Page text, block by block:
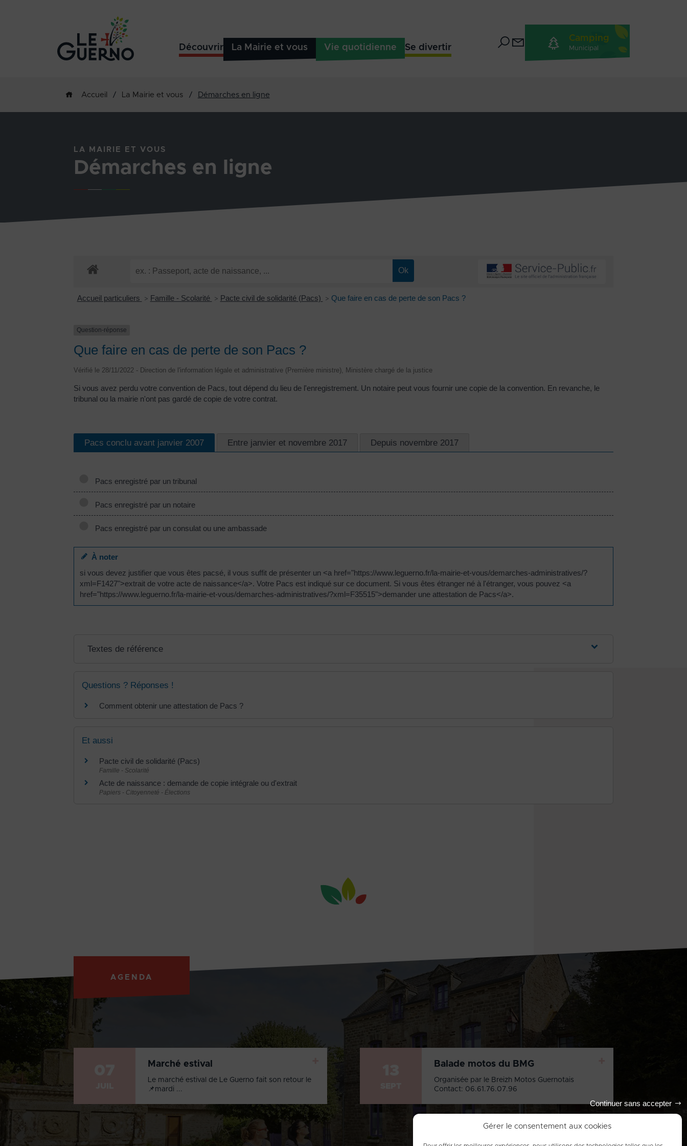
Gérer le consentement aux cookies
Continuer sans accepter
Découvrir La Mairie et vous Vie quotidienne Se divertir
Camping
Municipal
Accueil / La Mairie et vous / Démarches en ligne
LA MAIRIE ET VOUS
Démarches en ligne
Accueil particuliers > Famille - Scolarité > Pacte civil de solidarité (Pacs) > Que faire en cas de perte de son Pacs ?
Question-réponse
Que faire en cas de perte de son Pacs ?
Vérifié le 28/11/2022 - Direction de l'information légale et administrative (Première ministre), Ministère chargé de la justice
Si vous avez perdu votre convention de Pacs, tout dépend du lieu de l'enregistrement. Un notaire peut vous fournir une copie de la convention. En revanche, le
tribunal ou la mairie n'ont pas gardé de copie de votre contrat.
Pacs conclu avant janvier 2007 Entre janvier et novembre 2017 Depuis novembre 2017
Pacs enregistré par un tribunal
Pacs enregistré par un notaire
Pacs enregistré par un consulat ou une ambassade
À noter
si vous devez justifier que vous êtes pacsé, il vous suffit de présenter un <a href="https://www.leguerno.fr/la-mairie-et-vous/demarches-administratives/?
xml=F1427">extrait de votre acte de naissance</a>. Votre Pacs est indiqué sur ce document. Si vous êtes étranger né à l'étranger, vous pouvez <a
href="https://www.leguerno.fr/la-mairie-et-vous/demarches-administratives/?xml=F35515">demander une attestation de Pacs</a>.
Textes de référence
Questions ? Réponses !
Comment obtenir une attestation de Pacs ?
Et aussi
Pacte civil de solidarité (Pacs)
Famille - Scolarité
Acte de naissance : demande de copie intégrale ou d'extrait
Papiers - Citoyenneté - Élections
AGENDA
Marché estival
Le marché estival de Le Guerno fait son retour le
📌mardi ...
Balade motos du BMG
Organisée par le Breizh Motos Guernotais
Contact: 06.61.76.07.96